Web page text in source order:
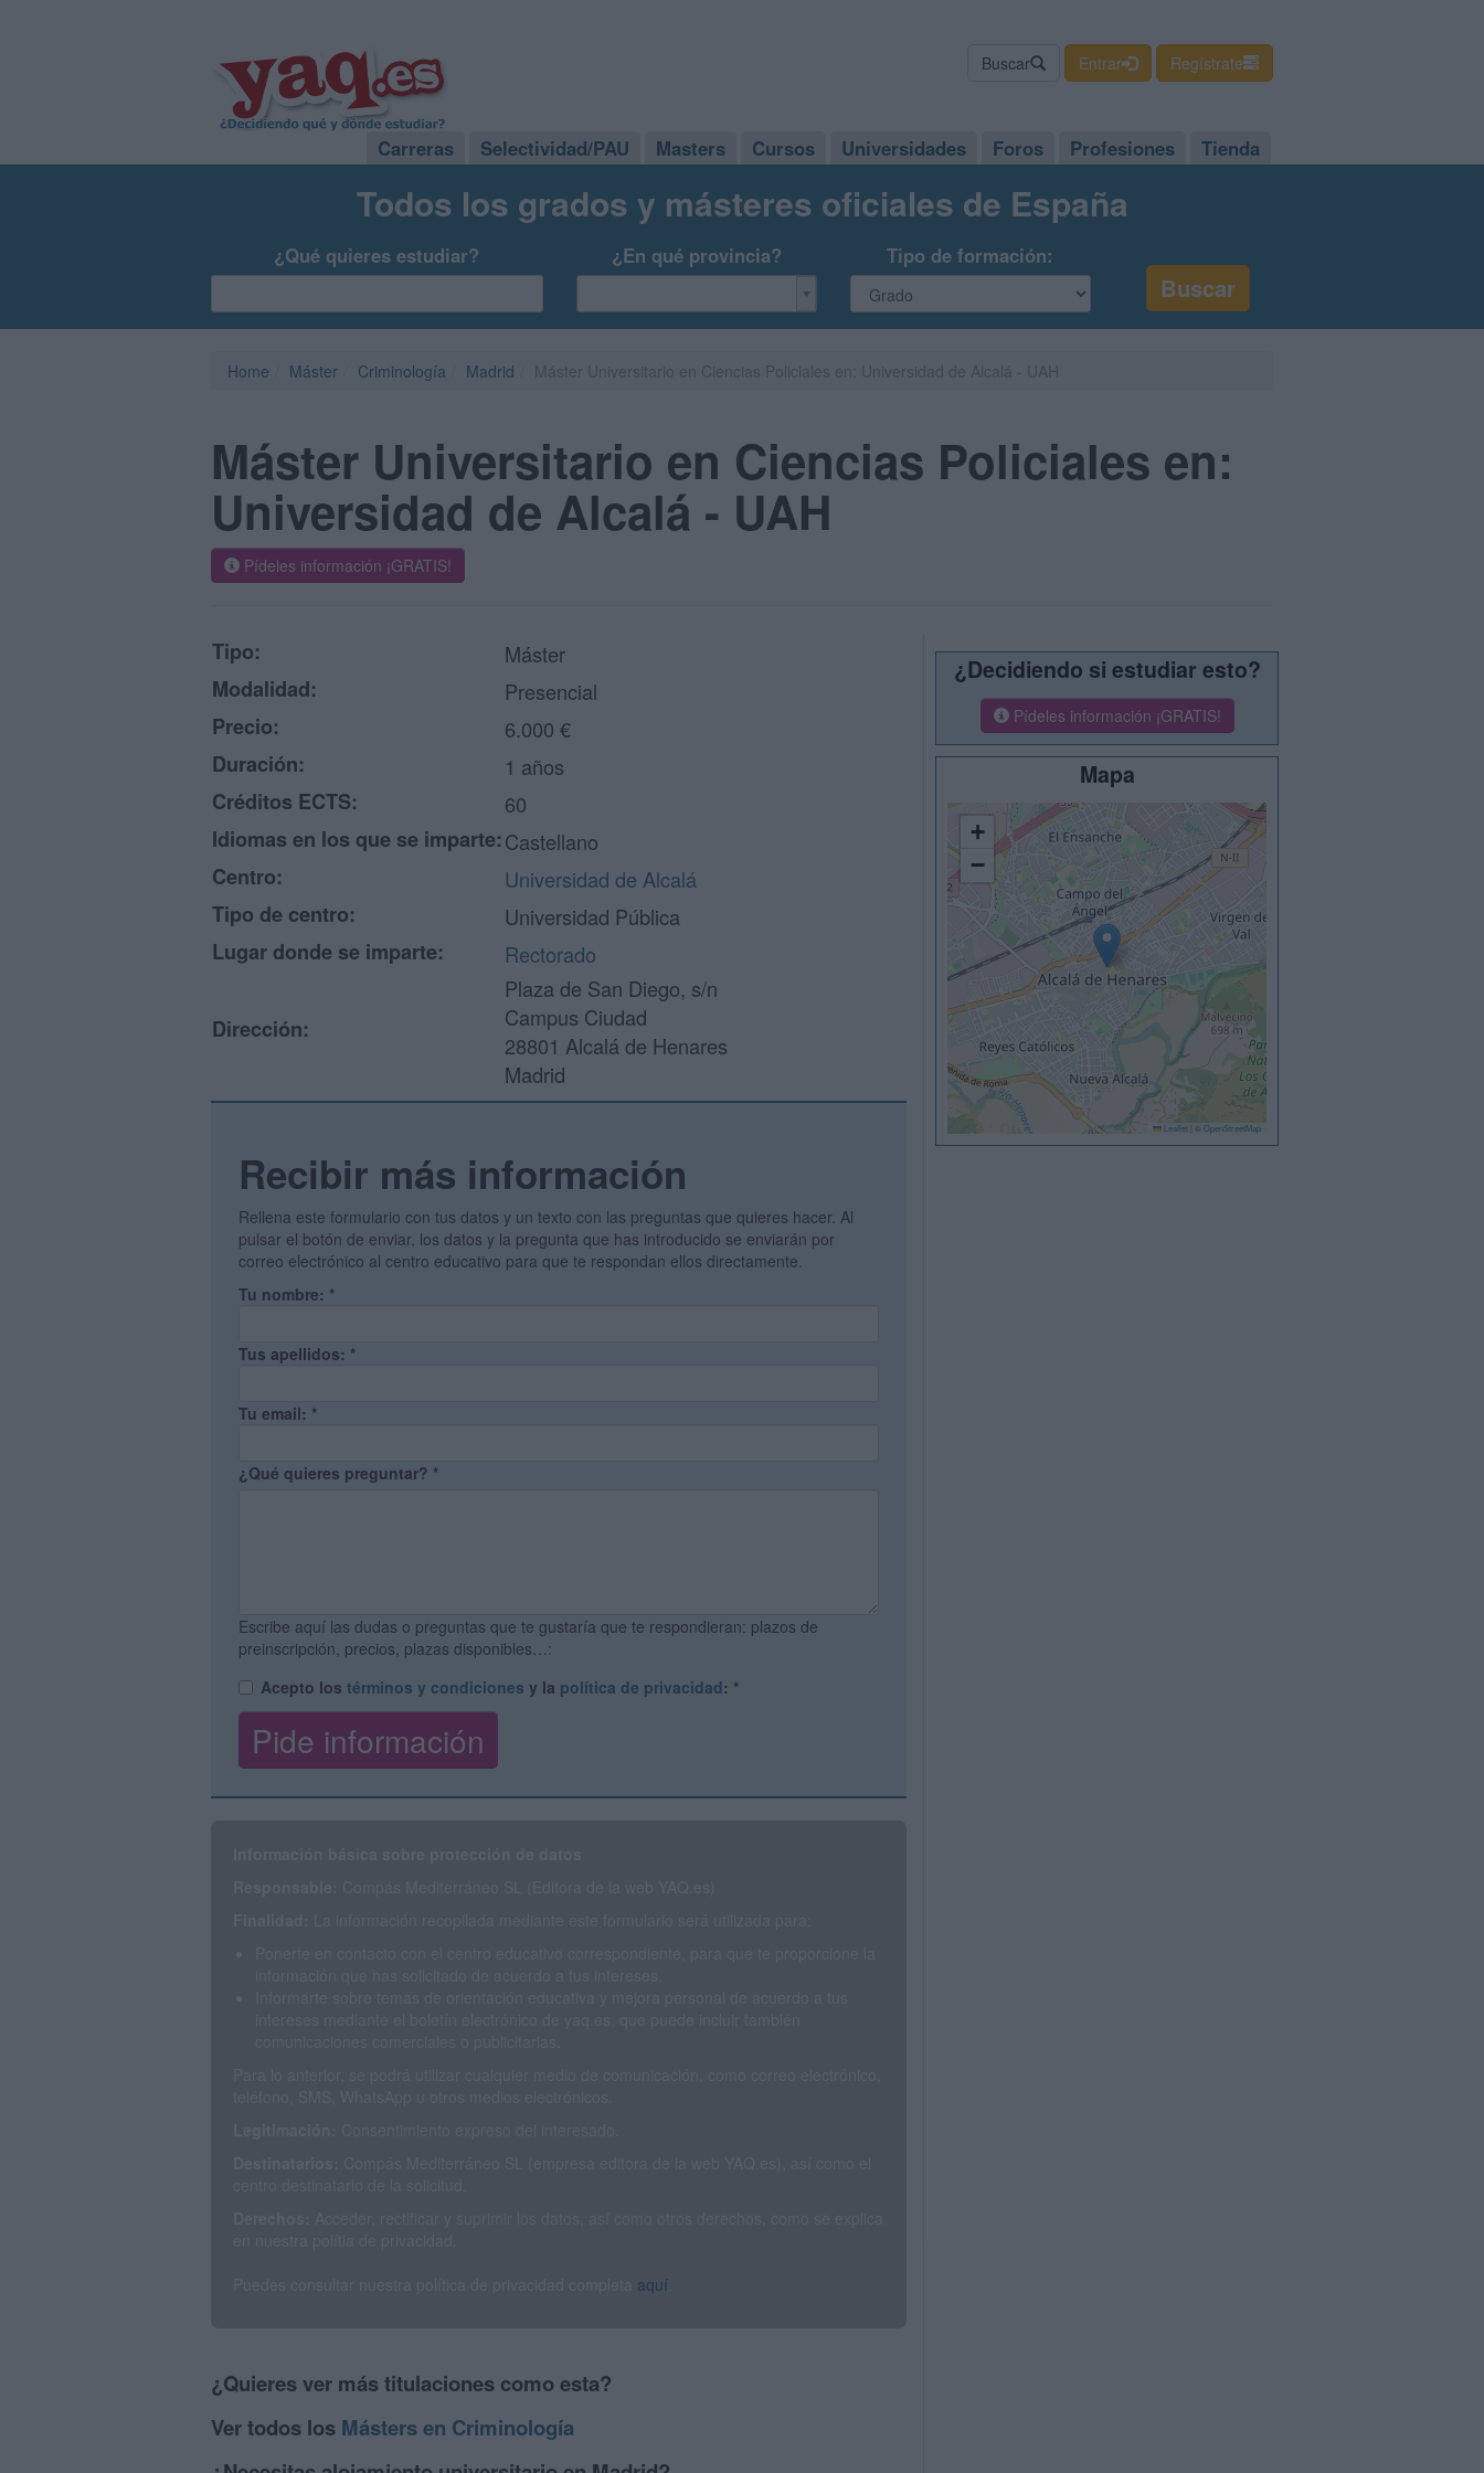
Buscar Entrar Regístrate
Carreras Selectividad/PAU Masters Cursos Universidades Foros Profesiones Tienda
Todos los grados y másteres oficiales de España
¿Qué quieres estudiar? ¿En qué provincia? Tipo de formación:
Home Máster Criminología Madrid
Máster Universitario en Ciencias Policiales en:
Universidad de Alcalá - UAH
Pídeles información ¡GRATIS!
Tipo:
Máster
Modalidad:
Presencial
Precio:
6.000 €
Duración:
1 años
Créditos ECTS:
60
Idiomas en los que se imparte:Castellano
Centro:
Universidad de Alcalá
Tipo de centro:
Universidad Pública
Lugar donde se imparte:
Rectorado
Dirección:
Plaza de San Diego, s/n
Campus Ciudad
28801 Alcalá de Henares
Madrid
Recibir más información
Rellena este formulario con tus datos y un texto con las preguntas que quieres hacer. Al
pulsar el botón de enviar, los datos y la pregunta que has introducido se enviarán por
correo electrónico al centro educativo para que te respondan ellos directamente.
Tu nombre: *
Tus apellidos: *
Tu email: *
¿Qué quieres preguntar? *
Escribe aquí las dudas o preguntas que te gustaría que te respondieran: plazos de
preinscripción, precios, plazas disponibles…:
Acepto los términos y condiciones y la política de privacidad: *
aquí
¿Quieres ver más titulaciones como esta?
Ver todos los Másters en Criminología
¿Decidiendo si estudiar esto?
Pídeles información ¡GRATIS!
Mapa
+
−
Leaflet © OpenStreetMap